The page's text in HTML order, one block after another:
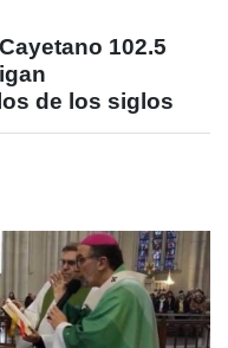
102.5
de los siglos